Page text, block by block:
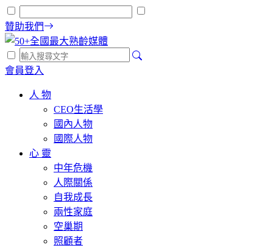
贊助我們
會員登入
人 物
CEO生活學
國內人物
國際人物
心 靈
中年危機
人際關係
自我成長
兩性家庭
空巢期
照顧者